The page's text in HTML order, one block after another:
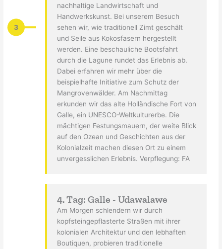
3
nachhaltige Landwirtschaft und
Handwerkskunst. Bei unserem Besuch
sehen wir, wie traditionell Zimt geschält
und Seile aus Kokosfasern hergestellt
werden. Eine beschauliche Bootsfahrt
durch die Lagune rundet das Erlebnis ab.
Dabei erfahren wir mehr über die
beispielhafte Initiative zum Schutz der
Mangrovenwälder. Am Nachmittag
erkunden wir das alte Holländische Fort von
Galle, ein UNESCO-Weltkulturerbe. Die
mächtigen Festungsmauern, der weite Blick
auf den Ozean und Geschichten aus der
Kolonialzeit machen diesen Ort zu einem
unvergesslichen Erlebnis. Verpflegung: FA
4. Tag: Galle - Udawalawe
Am Morgen schlendern wir durch
kopfsteingepflasterte Straßen mit ihrer
kolonialen Architektur und den lebhaften
Boutiquen, probieren traditionelle